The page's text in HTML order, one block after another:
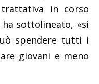
in corso
ha sottolineato, «si
spendere tutti i
giovani e meno